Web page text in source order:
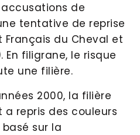
de
tentative de reprise
Français du Cheval et
En filigrane, le risque
une filière.
2000, la filière
repris des couleurs
sur la